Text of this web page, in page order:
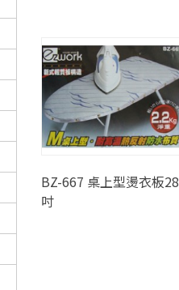
BZ-667 桌上型燙衣板28
吋